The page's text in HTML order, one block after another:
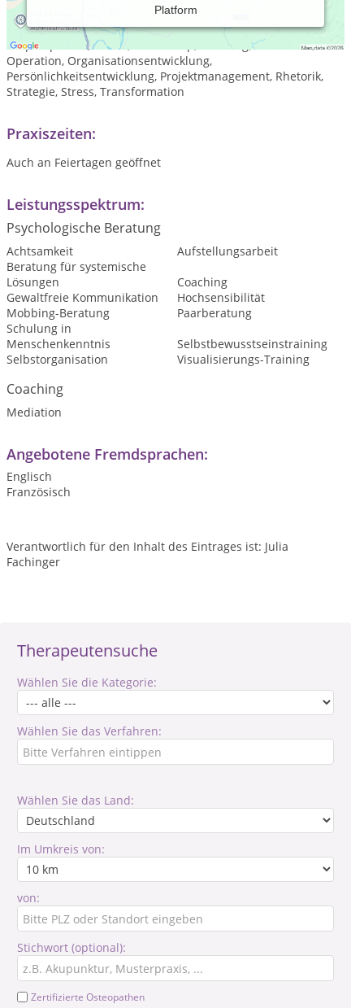
Therapeutensuche
Wählen Sie die Kategorie:
Wählen Sie das Verfahren:
Wählen Sie das Land:
Im Umkreis von:
von:
Stichwort (optional):
Zertifizierte Osteopathen
Platform
Einzel- und Teamcoachings‎, Trainings in den Bereichen
Achtsamkeit, Burnout, Change, Führung, Kommunikation,
Körpersprache, Kultur, Leadership, Mobbing, Motivation,
Operation, Organisationsentwicklung,
Persönlichkeitsentwicklung, Projektmanagement, Rhetorik,
Strategie, Stress, Transformation
Praxiszeiten:
Auch an Feiertagen geöffnet
Leistungsspektrum:
Psychologische Beratung
Achtsamkeit
Aufstellungsarbeit
Beratung für systemische
Lösungen
Coaching
Gewaltfreie Kommunikation
Hochsensibilität
Mobbing-Beratung
Paarberatung
Schulung in
Menschenkenntnis
Selbstbewusstseinstraining
Selbstorganisation
Visualisierungs-Training
Coaching
Mediation
Angebotene Fremdsprachen:
Englisch
Französisch
Verantwortlich für den Inhalt des Eintrages ist: Julia
Fachinger